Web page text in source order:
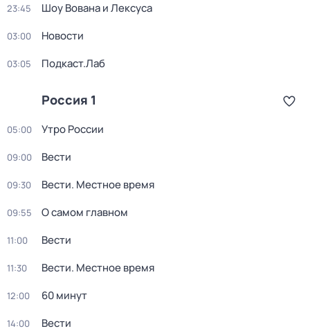
23:45 Шоу Вована и Лексуса
03:00 Новости
03:05 Подкаст.Лаб
Россия 1
05:00 Утро России
09:00 Вести
09:30 Вести. Местное время
09:55 О самом главном
11:00 Вести
11:30 Вести. Местное время
12:00 60 минут
14:00 Вести